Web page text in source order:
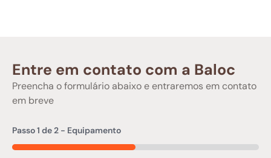
Entre em contato com a Baloc
Preencha o formulário abaixo e entraremos em contato
em breve
Passo1 de2 - Equipamento
50%